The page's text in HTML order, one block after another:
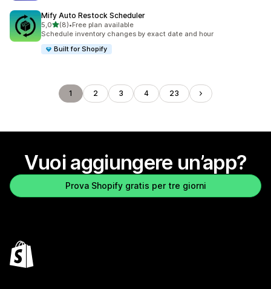
Mify Auto Restock Scheduler
5,0stelle su 5
(8)
8 recensioni totali
•Free plan available
Schedule inventory changes by exact date and hour
Built for Shopify
1 2 3 4 23
Vuoi aggiungere un’app?
Prova Shopify gratis per tre giorni